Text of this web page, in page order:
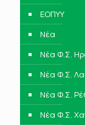
ΕΟΠΥΥ
Νέα
Νέα Φ.Σ.
Νέα Φ.Σ.
Νέα Φ.Σ.
Νέα Φ.Σ.